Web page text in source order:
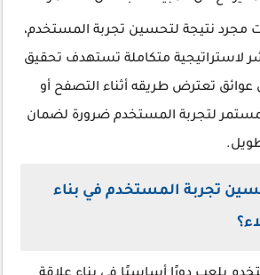
مجرد نتيجة لتحسين تجربة المستخدم،
لاستراتيجية متكاملة تستهدف تحقيق
عوائق تعترض طريقه أثناء التصفح أو
لتجربة المستخدم ضرورة لضمان
تجربة المستخدم في بناء